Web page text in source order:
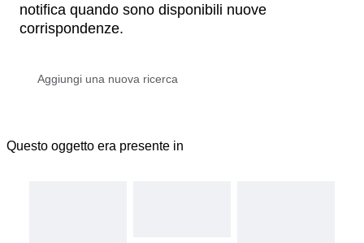
notifica quando sono disponibili nuove
corrispondenze.
Questo oggetto era presente in